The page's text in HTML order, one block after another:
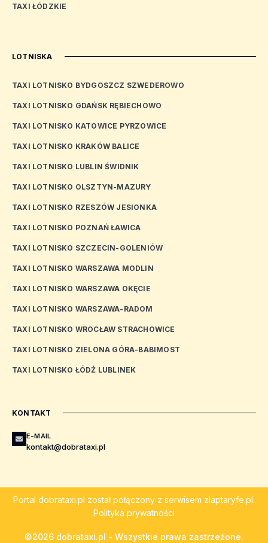
TAXI ŁÓDZKIE
LOTNISKA
TAXI LOTNISKO BYDGOSZCZ SZWEDEROWO
TAXI LOTNISKO GDAŃSK RĘBIECHOWO
TAXI LOTNISKO KATOWICE PYRZOWICE
TAXI LOTNISKO KRAKÓW BALICE
TAXI LOTNISKO LUBLIN ŚWIDNIK
TAXI LOTNISKO OLSZTYN-MAZURY
TAXI LOTNISKO RZESZÓW JESIONKA
TAXI LOTNISKO POZNAŃ ŁAWICA
TAXI LOTNISKO SZCZECIN-GOLENIÓW
TAXI LOTNISKO WARSZAWA MODLIN
TAXI LOTNISKO WARSZAWA OKĘCIE
TAXI LOTNISKO WARSZAWA-RADOM
TAXI LOTNISKO WROCŁAW STRACHOWICE
TAXI LOTNISKO ZIELONA GÓRA-BABIMOST
TAXI LOTNISKO ŁÓDŹ LUBLINEK
KONTAKT
E-MAIL
kontakt@dobrataxi.pl
Portal dobrataxi.pl został połączony z serwisem zlaptaryfe.pl.
Polityka prywatności
©2026 dobrataxi.pl - Wszystkie prawa zastrzeżone.